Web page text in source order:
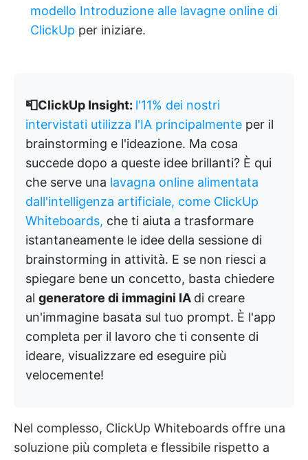
modello Introduzione alle lavagne online di
ClickUp per iniziare.
📮ClickUp Insight: l'11% dei nostri
intervistati utilizza l'IA principalmente per il
brainstorming e l'ideazione. Ma cosa
succede dopo a queste idee brillanti? È qui
che serve una lavagna online alimentata
dall'intelligenza artificiale, come ClickUp
Whiteboards, che ti aiuta a trasformare
istantaneamente le idee della sessione di
brainstorming in attività. E se non riesci a
spiegare bene un concetto, basta chiedere
al generatore di immagini IA di creare
un'immagine basata sul tuo prompt. È l'app
completa per il lavoro che ti consente di
ideare, visualizzare ed eseguire più
velocemente!
Nel complesso, ClickUp Whiteboards offre una
soluzione più completa e flessibile rispetto a